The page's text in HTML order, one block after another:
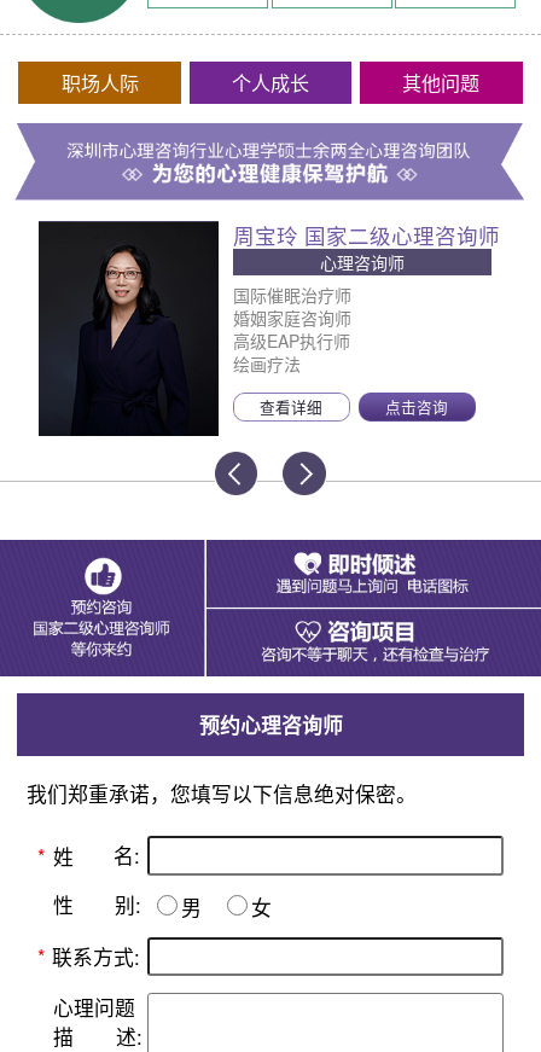
职场人际 个人成长 其他问题
周宝玲 国家二级心理咨询师
心理咨询师
国际催眠治疗师
婚姻家庭咨询师
高级EAP执行师
绘画疗法
查看详细 点击咨询
预约心理咨询师
我们郑重承诺，您填写以下信息绝对保密。
* 姓 名:
性 别: 男
女
* 联系方式:
心理问题
描
述: